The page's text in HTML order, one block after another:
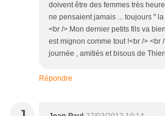
doivent être des femmes très
ne pensaient jamais ... toujours "
<br /> Mon dernier petits fils va
est mignon comme tout !<br /> <br
journée , amitiés et bisous de
Répondre